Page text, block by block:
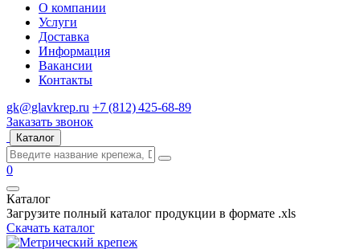
О компании
Услуги
Доставка
Информация
Вакансии
Контакты
gk@glavkrep.ru +7 (812) 425-68-89
Заказать звонок
Каталог
0
Каталог
Загрузите полный каталог продукции в формате .xls
Скачать каталог